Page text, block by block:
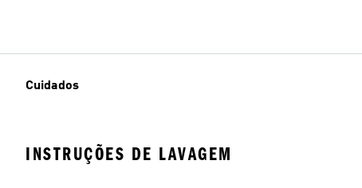
Cuidados
INSTRUÇÕES DE LAVAGEM